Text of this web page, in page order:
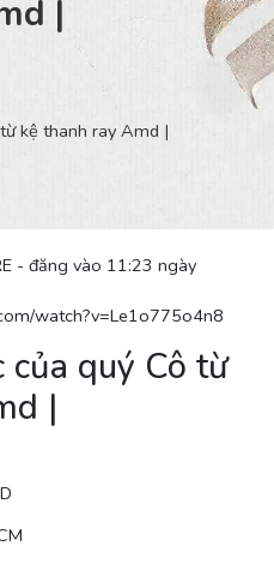
|
kệ thanh ray Amd |
- đăng vào 11:23 ngày
watch?v=Le1o775o4n8
của quý Cô từ
|